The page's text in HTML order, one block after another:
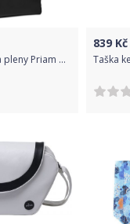
Cybex Taška na pleny Priam Autumn Gold 2020
839 Kč